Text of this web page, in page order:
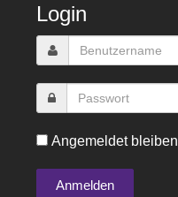
Login
Angemeldet bleiben